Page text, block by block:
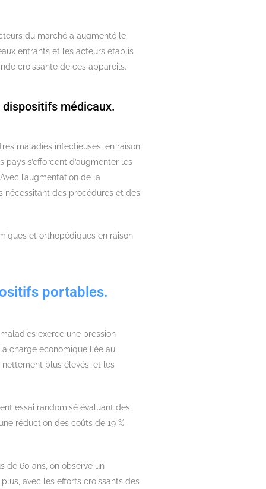
du marché a augmenté le
entrants et les acteurs établis
croissante de ces appareils.
médicaux.
maladies infectieuses, en raison
s’efforcent d’augmenter les
l’augmentation de la
nécessitant des procédures et des
et orthopédiques en raison
portables.
exerce une pression
charge économique liée au
plus élevés, et les
essai randomisé évaluant des
réduction des coûts de 19 %
de 60 ans, on observe un
avec les efforts croissants des